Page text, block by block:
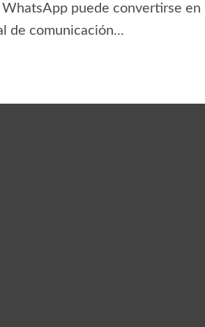
WhatsApp puede convertirse
de comunicación...